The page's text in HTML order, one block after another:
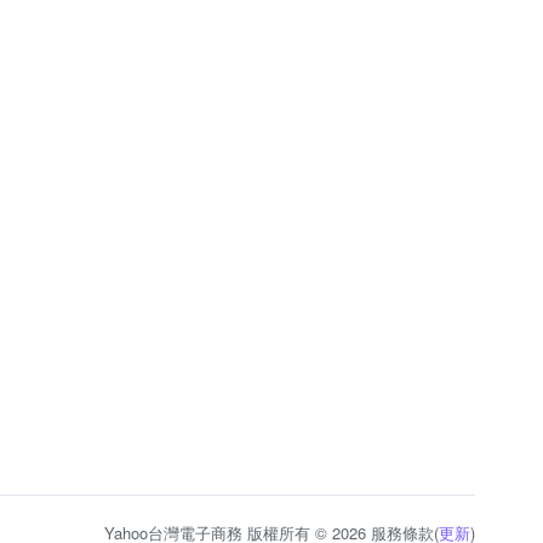
Yahoo台灣電子商務 版權所有 © 2026 服務條款(更新)